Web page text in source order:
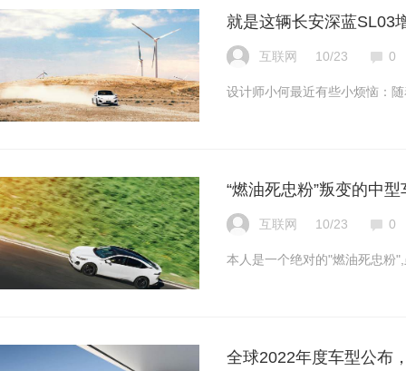
就是这辆长安深蓝SL03
互联网 10/23 0
设计师小何最近有些小烦恼：
“燃油死忠粉”叛变的中
互联网 10/23 0
本人是一个绝对的"燃油死忠粉
全球2022年度车型公布